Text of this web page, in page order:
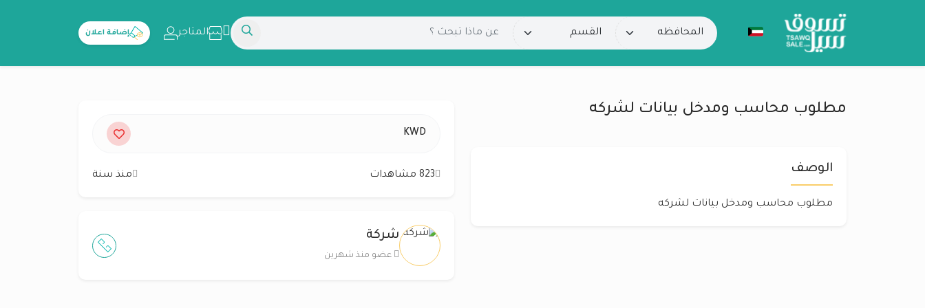
المتاجر إضافة اعلان
مطلوب محاسب ومدخل بيانات لشركه
الوصف
مطلوب محاسب ومدخل بيانات لشركه
KWD
823 مشاهدات منذ سنة
شركة
عضو منذ شهرين